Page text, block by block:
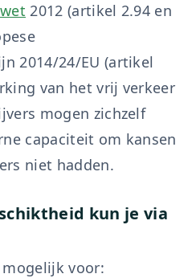
2012 (artikel 2.94 en
2014/24/EU (artikel
van het vrij verkeer
mogen zichzelf
capaciteit om kansen
niet hadden.
kun je via
voor: